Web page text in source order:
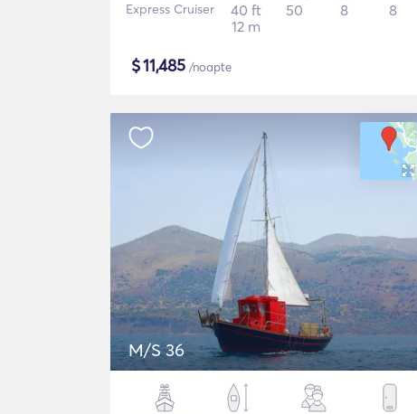
Express Cruiser
40 ft
12 m
50 8 8
$11,485 /noapte
M/S 36